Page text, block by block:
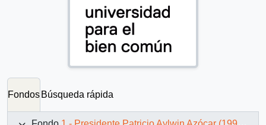
Fondos Búsqueda rápida